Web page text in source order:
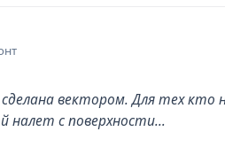
вектором. Для тех кто
налет с поверхности…